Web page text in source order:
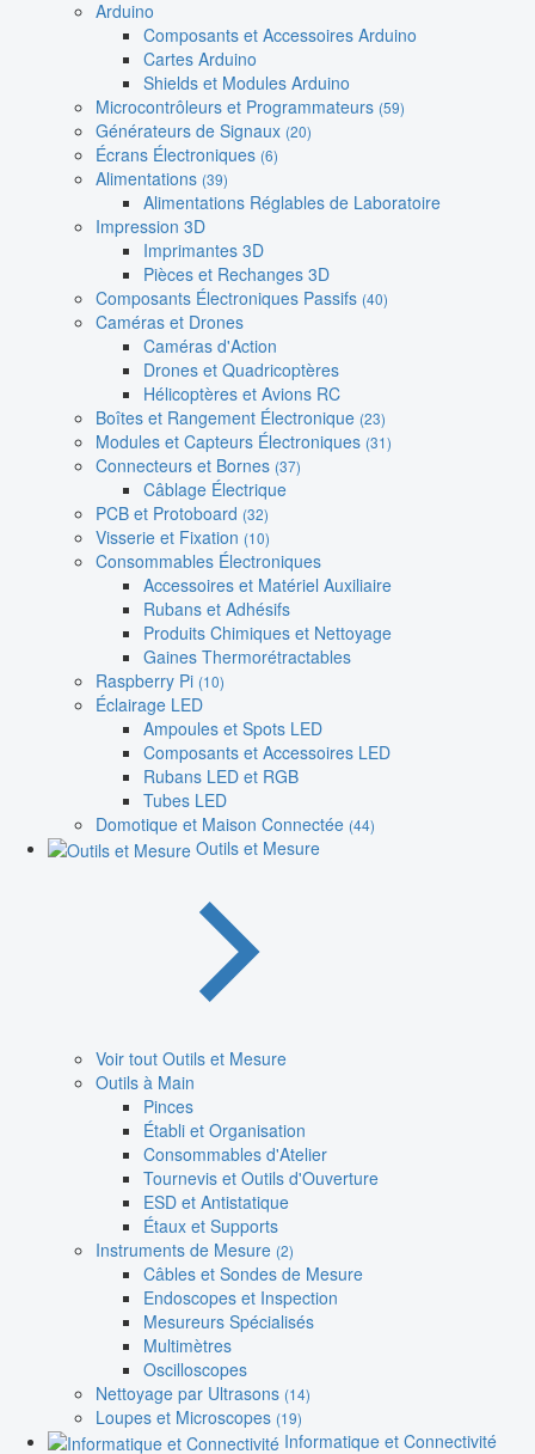
Arduino
Composants et Accessoires Arduino
Cartes Arduino
Shields et Modules Arduino
Microcontrôleurs et Programmateurs (59)
Générateurs de Signaux (20)
Écrans Électroniques (6)
Alimentations (39)
Alimentations Réglables de Laboratoire
Impression 3D
Imprimantes 3D
Pièces et Rechanges 3D
Composants Électroniques Passifs (40)
Caméras et Drones
Caméras d'Action
Drones et Quadricoptères
Hélicoptères et Avions RC
Boîtes et Rangement Électronique (23)
Modules et Capteurs Électroniques (31)
Connecteurs et Bornes (37)
Câblage Électrique
PCB et Protoboard (32)
Visserie et Fixation (10)
Consommables Électroniques
Accessoires et Matériel Auxiliaire
Rubans et Adhésifs
Produits Chimiques et Nettoyage
Gaines Thermorétractables
Raspberry Pi (10)
Éclairage LED
Ampoules et Spots LED
Composants et Accessoires LED
Rubans LED et RGB
Tubes LED
Domotique et Maison Connectée (44)
Outils et Mesure
Voir tout Outils et Mesure
Outils à Main
Pinces
Établi et Organisation
Consommables d'Atelier
Tournevis et Outils d'Ouverture
ESD et Antistatique
Étaux et Supports
Instruments de Mesure (2)
Câbles et Sondes de Mesure
Endoscopes et Inspection
Mesureurs Spécialisés
Multimètres
Oscilloscopes
Nettoyage par Ultrasons (14)
Loupes et Microscopes (19)
Informatique et Connectivité